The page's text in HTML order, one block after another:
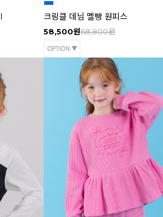
크링클 데님 멜빵 원피스
58,500원68,800원